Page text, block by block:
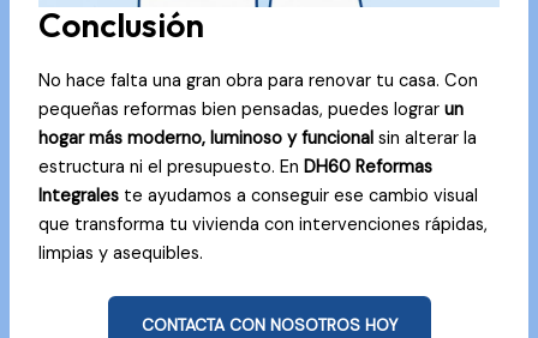
Conclusión
No hace falta una gran obra para renovar tu casa. Con
pequeñas reformas bien pensadas, puedes lograr un
hogar más moderno, luminoso y funcionalsin alterar la
estructura ni el presupuesto. En DH60 Reformas
Integraleste ayudamos a conseguir ese cambio visual
que transforma tu vivienda con intervenciones rápidas,
limpias y asequibles.
CONTACTA CON NOSOTROS HOY